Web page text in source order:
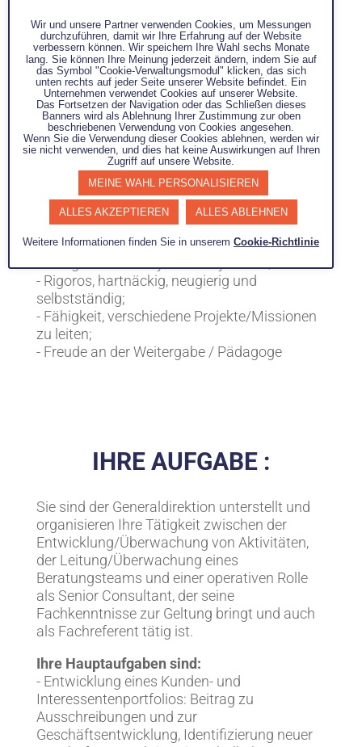
- Beherrschung der Microsoft Office-Tools
(Excel PowerPoint)
- Fließendes Berufsenglisch erforderlich
- Mobil (Reisen je nach Auftrag),
- Kompetenzen im Zusammenhang mit dem
Beruf des Beraters (Rückblick, Wiedergabe,
Kundenbeziehung, Geschäftsentwicklung,
Beantwortung von Ausschreibungen...)
- Führungserfahrung
Querschnittskompetenzen
- Gute Umgangsformen / gute
Kommunikationsfähigkeiten / Manager;
- Kundenorientiert;
- Fähigkeit zur Analyse und Synthese;
- Rigoros, hartnäckig, neugierig und
selbstständig;
- Fähigkeit, verschiedene Projekte/Missionen
zu leiten;
- Freude an der Weitergabe / Pädagoge
IHRE AUFGABE :
Sie sind der Generaldirektion unterstellt und
organisieren Ihre Tätigkeit zwischen der
Entwicklung/Überwachung von Aktivitäten,
der Leitung/Überwachung eines
Beratungsteams und einer operativen Rolle
als Senior Consultant, der seine
Fachkenntnisse zur Geltung bringt und auch
als Fachreferent tätig ist.
Ihre Hauptaufgaben sind:
- Entwicklung eines Kunden- und
Interessentenportfolios: Beitrag zu
Ausschreibungen und zur
Geschäftsentwicklung, Identifizierung neuer
Wir und unsere Partner verwenden Cookies, um Messungen
durchzuführen, damit wir Ihre Erfahrung auf der Website
verbessern können. Wir speichern Ihre Wahl sechs Monate
lang. Sie können Ihre Meinung jederzeit ändern, indem Sie auf
das Symbol "Cookie-Verwaltungsmodul" klicken, das sich
unten rechts auf jeder Seite unserer Website befindet. Ein
Unternehmen verwendet Cookies auf unserer Website.
Das Fortsetzen der Navigation oder das Schließen dieses
Banners wird als Ablehnung Ihrer Zustimmung zur oben
beschriebenen Verwendung von Cookies angesehen.
Wenn Sie die Verwendung dieser Cookies ablehnen, werden wir
sie nicht verwenden, und dies hat keine Auswirkungen auf Ihren
Zugriff auf unsere Website.
MEINE WAHL PERSONALISIEREN
ALLES AKZEPTIEREN ALLES ABLEHNEN
Weitere Informationen finden Sie in unseremCookie-Richtlinie